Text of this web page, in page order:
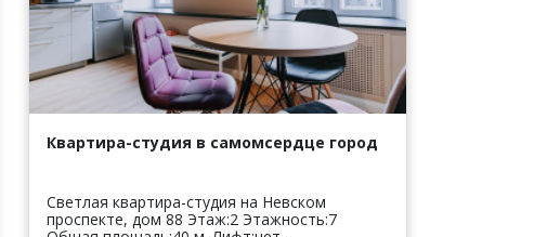
Квартира-студия в самомсердце город
Светлая квартира-студия на Невском
проспекте, дом 88 Этаж:2 Этажность:7